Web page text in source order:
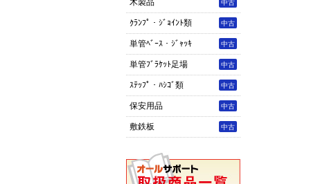
中古
木製品
中古
ｸﾗﾝﾌﾟ・ｼﾞｮｲﾝﾄ類
中古
単管ﾍﾞｰｽ・ｼﾞｬｯｷ
中古
単管ﾌﾞﾗｹｯﾄ足場
中古
ｽﾃｯﾌﾟ・ﾊｼｺﾞ類
中古
保安用品
中古
敷鉄板